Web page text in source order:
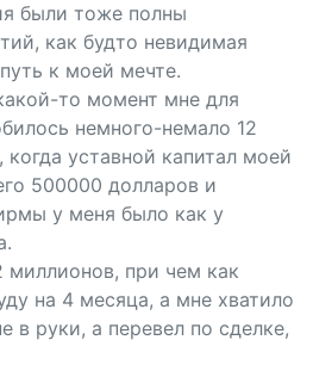
были тоже полны
как будто невидимая
к моей мечте.
то момент мне для
немного-немало 12
уставной капитал моей
500000 долларов и
у меня было как у
миллионов, при чем как
на 4 месяца, а мне хватило
в руки, а перевел по сделке,